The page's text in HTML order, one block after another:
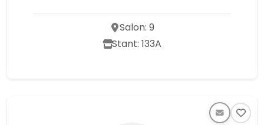
Salon: 9
Stant: 133A